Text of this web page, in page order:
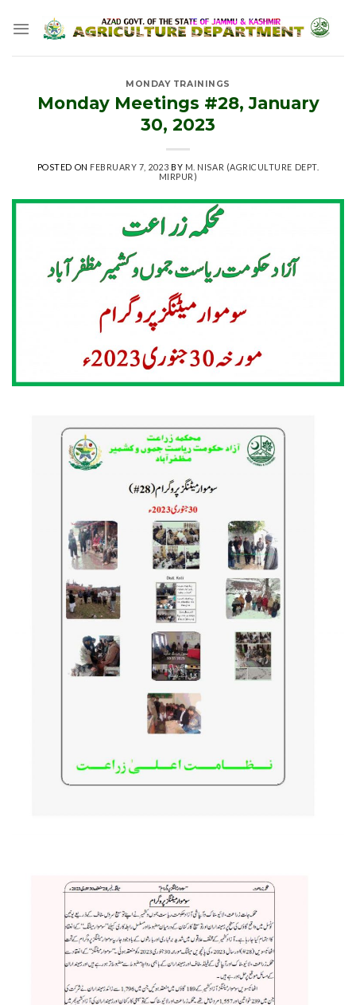
MONDAY TRAININGS
Monday Meetings #28, January
30, 2023
POSTED ON FEBRUARY 7, 2023 BY M. NISAR (AGRICULTURE DEPT.
MIRPUR)